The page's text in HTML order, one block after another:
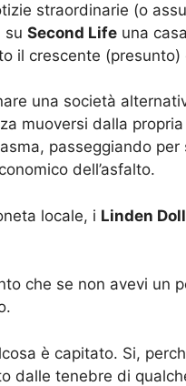
straordinarie (o
su Second Life una
il crescente
una società
muoversi dalla
passeggiando
dell’asfalto.
locale, i Linden
che se non avevi un
è capitato. Si,
dalle tenebre di